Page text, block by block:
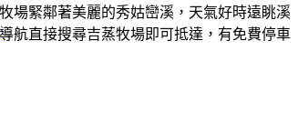
場緊鄰著美麗的秀姑巒溪，天氣好時遠眺溪
導航直接搜尋吉蒸牧場即可抵達，有免費停車